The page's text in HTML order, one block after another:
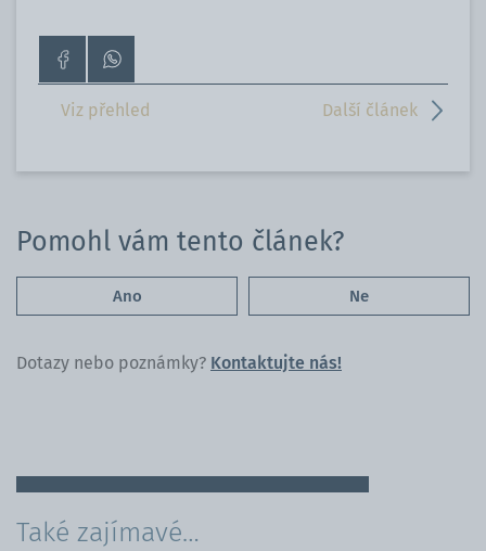
Přejít
stránku
Kontaktujte
nás
přes
WhatsApp
Viz přehled Další článek
Pomohl vám tento článek?
Ano Ne
Dotazy nebo poznámky? Kontaktujte nás!
Také zajímavé…